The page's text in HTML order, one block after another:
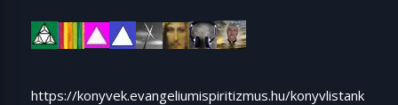
https://konyvek.evangeliumispiritizmus.hu/konyvlistank